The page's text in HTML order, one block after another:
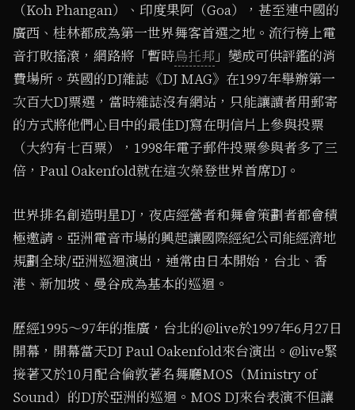
（Koh Phangan）、印度果阿（Goa），甚至連中國的
廣西、桂林都成為第一世界舞客首選之地。流行榜上電
音打敗搖滾，網路將「暫時烏托邦」變成可供評鑑的消
費場所。英國的DJ雜誌《DJ MAG》在1997年舉辦第一
次百大DJ票選，當時雜誌沒有網站，只能讓讀者用郵寄
的方式將他們心目中的最佳DJ寫在明信片上參與投票
（大約有七百票），1998年電子郵件投票參與者多了三
倍，Paul Oakenfold就在這次榮登世界首席DJ。
世界排名創造明星DJ，夜店經營者和舞會策劃者都會積
極邀請。亞洲電音市場的興起讓國際經紀公司能經濟地
規劃全球/亞洲巡迴演出，通常由日本開始，台北、香
港、新加坡、曼谷成為基本的巡迴。
歷經1995～97年的推廣，台北的@live於1997年6月27日
開幕，開幕當天DJ Paul Oakenfold來台演出。@live緊
接著又於10月配合倫敦著名舞廳MOS（Ministry of
Sound）的DJ於亞洲的巡迴。MOS DJ來台表演不但讓